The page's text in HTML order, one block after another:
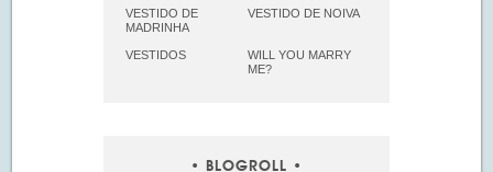
VESTIDO DE
MADRINHA
VESTIDO DE NOIVA
VESTIDOS
WILL YOU MARRY
ME?
BLOGROLL